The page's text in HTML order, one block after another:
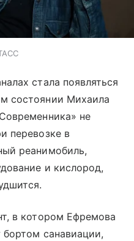
стала появляться
состоянии Михаила
не
перевозке в
реанимобиль,
и кислород,
в котором Ефремова
санавиации,